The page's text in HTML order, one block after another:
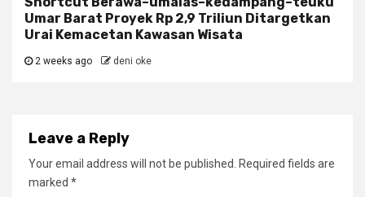
Umar Barat Proyek Rp 2,9 Triliun Ditargetkan
Urai Kemacetan Kawasan Wisata
2 weeks ago deni oke
Leave a Reply
Your email address will not be published.
Required fields are
marked *